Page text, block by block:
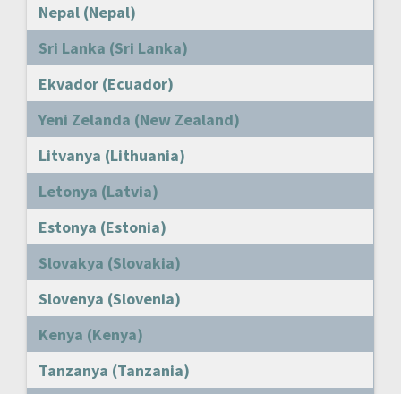
Nepal (Nepal)
Sri Lanka (Sri Lanka)
Ekvador (Ecuador)
Yeni Zelanda (New Zealand)
Litvanya (Lithuania)
Letonya (Latvia)
Estonya (Estonia)
Slovakya (Slovakia)
Slovenya (Slovenia)
Kenya (Kenya)
Tanzanya (Tanzania)